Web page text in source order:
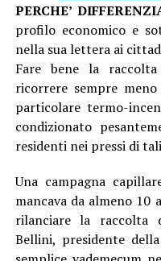
PERCHE’
profilo economico e
nella sua lettera ai
Fare bene la
ricorrere sempre
particolare termo-
condizionato
residenti nei pressi di
Una campagna
mancava da almeno 10
rilanciare la raccolta
Bellini, presidente